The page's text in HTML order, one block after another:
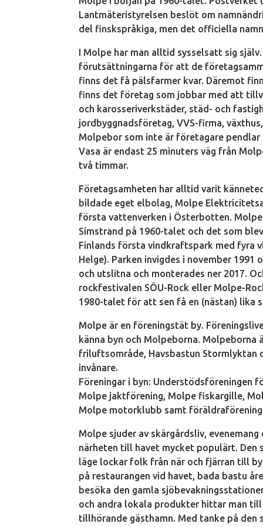
Lantmäteristyrelsen beslöt om
del finskspråkiga, men det officiella
I Molpe har man alltid sysselsatt sig
förutsättningarna för att de
finns det få pälsfarmer kvar. Däremot
finns det företag som jobbar med att
och karosseriverkstäder, städ- och
jordbyggnadsföretag, VVS-firma,
Molpebor som inte är företagare
Vasa är endast 25 minuters väg från
två timmar.
Företagsamheten har alltid varit
bildade eget elbolag, Molpe
första vattenverken i Österbotten.
Simstrand på 1960-talet och det som
Finlands första vindkraftspark med fyra
Helge). Parken invigdes i november
och utslitna och monterades ner 2017.
rockfestivalen SÖU-Rock eller Molpe-
1980-talet för att sen få en (nästan) lika
Molpe är en föreningstät by.
känna byn och Molpeborna.
friluftsområde, Havsbastun Stormlyktan
invånare.
Föreningar i byn: Understödsföreningen
Molpe jaktförening, Molpe fiskargille,
Molpe motorklubb samt
Molpe sjuder av skärgårdsliv,
närheten till havet mycket populärt.
läge lockar folk från när och fjärran till
på restaurangen vid havet, bada bastu
besöka den gamla
och andra lokala produkter hittar man
tillhörande gästhamn. Med tanke på